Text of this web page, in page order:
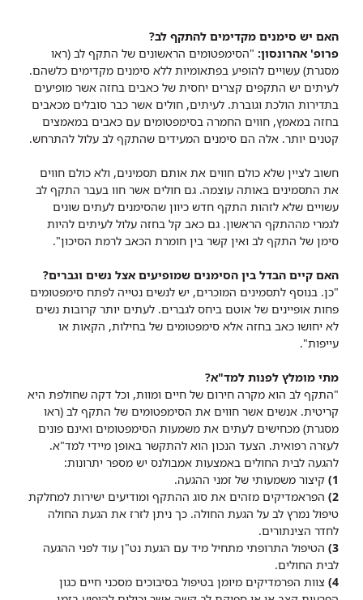
האם יש סימנים מקדימים להתקף לב?
פרופ' אהרונסון: "הסימפטומים הראשונים של התקף לב (ראו
מסגרת) עשויים להופיע בפתאומיות ללא סימנים מקדימים כלשהם.
לעיתים יש התקפים קצרים יחסית של כאבים בחזה אשר מופיעים
בתדירות הולכת וגוברת. לעיתים, חולים אשר כבר סובלים מכאבים
בחזה במאמץ, חווים החמרה בסימפטומים עם כאבים במאמצים
קטנים יותר. אלה הם סימנים המעידים שהתקף לב עלול להתרחש.
חשוב לציין שלא כולם חווים את אותם תסמינים, ולא כולם חווים
את התסמינים באותה עוצמה. גם חולים אשר חוו בעבר התקף לב
עשויים שלא לזהות התקף חדש כיוון שהסימנים לעתים שונים
לגמרי מההתקף הראשון. גם כאב קל בחזה עלול לעיתים להיות
סימן של התקף לב ואין קשר בין חומרת הכאב לרמת הסיכון".
האם קיים הבדל בין הסימנים שמופיעים אצל נשים וגברים?
"כן. בנוסף לתסמינים המוכרים, יש לנשים נטייה לפתח סימפטומים
פחות אופיינים של אוטם ביחס לגברים. לעתים יותר קרובות נשים
לא יחושו כאב בחזה אלא סימפטומים של בחילות, הקאות או
עייפות".
מתי מומלץ לפנות למד"א?
"התקף לב הוא מקרה חירום של חיים ומוות, וכל דקה שחולפת היא
קריטית. אנשים אשר חווים את הסימפטומים של התקף לב (ראו
מסגרת) מכחישים לעתים את משמעות הסימפטומים ואינם פונים
לעזרה רפואית. הצעד הנכון הוא להתקשר באופן מיידי למד"א.
להגעה לבית החולים באמצעות אמבולנס יש מספר יתרונות:
1) קיצור משמעותי של זמני ההגעה.
2) הפראמדיקים מזהים את סוג ההתקף ומודיעים ישירות למחלקת
טיפול נמרץ לב על הגעת החולה. כך ניתן לזרז את הגעת החולה
לחדר הצינתורים.
3) הטיפול התרופתי מתחיל מיד עם הגעת נט"ן עוד לפני ההגעה
לבית החולים.
4) צוות הפרמדיקים מיומן בטיפול בסיבוכים מסכני חיים כגון